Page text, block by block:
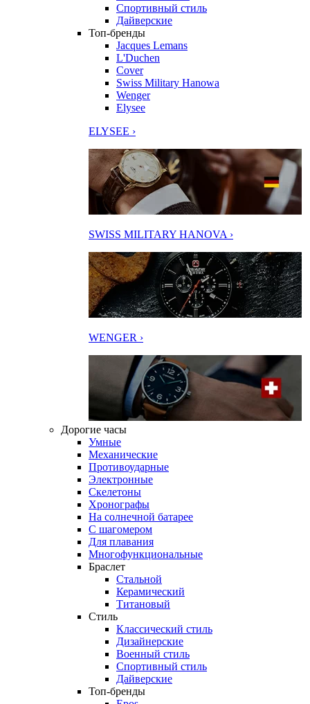
Спортивный стиль
Дайверские
Топ-бренды
Jacques Lemans
L'Duchen
Cover
Swiss Military Hanowa
Wenger
Elysee
ELYSEE ›
SWISS MILITARY HANOVA ›
WENGER ›
Дорогие часы
Умные
Механические
Противоударные
Электронные
Скелетоны
Хронографы
На солнечной батарее
С шагомером
Для плавания
Многофункциональные
Браслет
Стальной
Керамический
Титановый
Стиль
Классический стиль
Дизайнерские
Военный стиль
Спортивный стиль
Дайверские
Топ-бренды